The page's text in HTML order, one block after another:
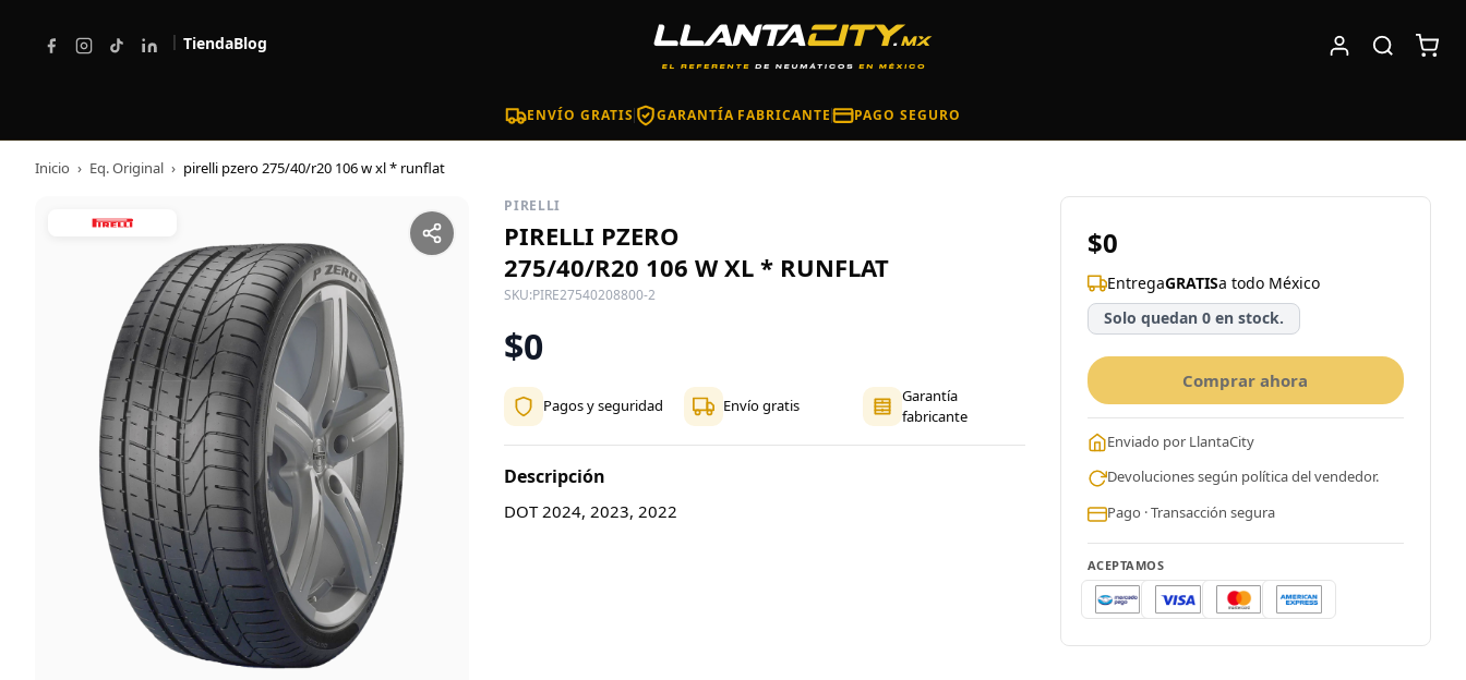
| TiendaBlog
ENVÍO GRATIS GARANTÍA FABRICANTE PAGO SEGURO
Inicio › Eq. Original › pirelli pzero 275/40/r20 106 w xl * runflat
PIRELLI
PIRELLI PZERO
275/40/R20 106 W XL * RUNFLAT
SKU:PIRE27540208800-2
$0
Pagos y seguridad Envío gratis
Garantía
fabricante
Descripción
DOT 2024, 2023, 2022
$0
EntregaGRATISa todo México
Solo quedan 0 en stock.
Comprar ahora
Enviado por LlantaCity
Devoluciones según política del vendedor.
Pago · Transacción segura
ACEPTAMOS